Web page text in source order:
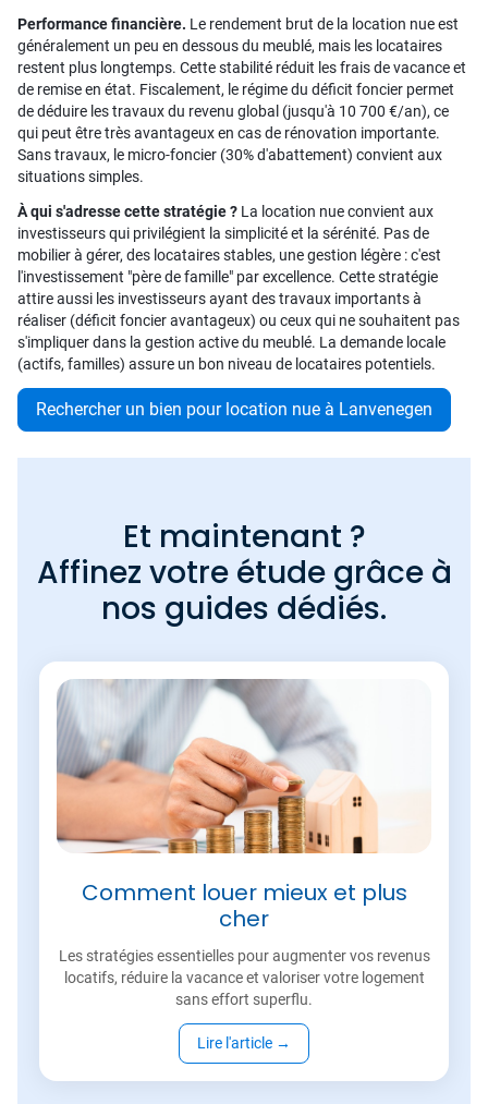
Performance financière. Le rendement brut de la location nue est
généralement un peu en dessous du meublé, mais les locataires
restent plus longtemps. Cette stabilité réduit les frais de vacance et
de remise en état. Fiscalement, le régime du déficit foncier permet
de déduire les travaux du revenu global (jusqu'à 10 700 €/an), ce
qui peut être très avantageux en cas de rénovation importante.
Sans travaux, le micro-foncier (30% d'abattement) convient aux
situations simples.
À qui s'adresse cette stratégie ? La location nue convient aux
investisseurs qui privilégient la simplicité et la sérénité. Pas de
mobilier à gérer, des locataires stables, une gestion légère : c'est
l'investissement "père de famille" par excellence. Cette stratégie
attire aussi les investisseurs ayant des travaux importants à
réaliser (déficit foncier avantageux) ou ceux qui ne souhaitent pas
s'impliquer dans la gestion active du meublé. La demande locale
(actifs, familles) assure un bon niveau de locataires potentiels.
Rechercher un bien pour location nue à Lanvenegen
Et maintenant ?
Affinez votre étude grâce à
nos guides dédiés.
Comment louer mieux et plus
cher
Les stratégies essentielles pour augmenter vos revenus
locatifs, réduire la vacance et valoriser votre logement
sans effort superflu.
Lire l'article →